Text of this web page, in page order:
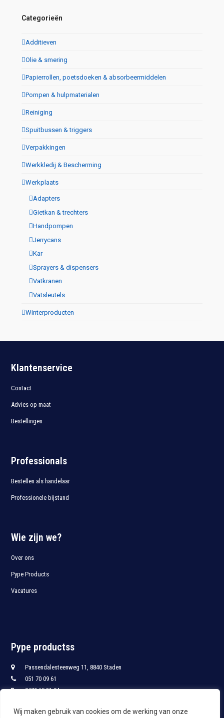
Wij maken gebruik van cookies om de werking van onze
Categorieën
Additieven
Olie & smering
Papierrollen, poetsdoeken & absorbeermiddelen
Pompen & hulpmaterialen
Reiniging
Spuitbussen & triggers
Verpakkingen
Werkkledij & Bescherming
Werkplaats
Adapters
Gietkan & trechters
Handpompen
Jerrycans
Kar
Sprayers & dispensers
Vatkranen
Vatsleutels
Winterproducten
Klantenservice
Contact
Advies op maat
Bestellingen
Professionals
Bestellen als handelaar
Professionele bijstand
Wie zijn we?
Over ons
Pype Products
Vacatures
Pype productss
Passendalesteenweg 11, 8840 Staden
051 70 09 61
0475 65 21 94
info@pypro.be